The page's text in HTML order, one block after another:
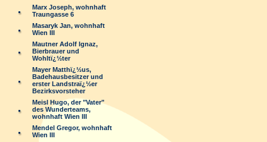
Marx Joseph, wohnhaft
Traungasse 6
Masaryk Jan, wohnhaft
Wien III
Mautner Adolf Ignaz,
Bierbrauer und
Wohltï¿½ter
Mayer Matthï¿½us,
Badehausbesitzer und
erster Landstraï¿½er
Bezirksvorsteher
Meisl Hugo, der "Vater"
des Wunderteams,
wohnhaft Wien III
Mendel Gregor, wohnhaft
Wien III